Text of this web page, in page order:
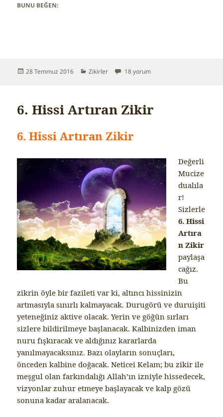
BUNU BEĞEN:
Yayın
28 Temmuz 2016 Kategoriler
Zikirler Celcelet Zikri için
18 yorum
6. Hissi Artıran Zikir
6. Hissi Artıran Zikir
Değerli
Mucize
dualıla
r!
Sizlerle
6. Hissi
Artıra
n Zikir
paylaşa
cağız.
Bu
zikrin öyle bir fazileti var ki, altıncı hissinizin
artmasıyla sınırlı kalmayacak. Durugörü ve duruişiti
yeteneğiniz aktive olacak. Yerin ve göğün sırları
sizlere bildirilmeye başlanacak. Kalbinizden iman
nuru fışkıracak ve aldığınız kararlarda
yanılmayacaksınız. Bazı olayların sonuçları,
önceden kalbine doğacak. Neticei Kelam; bu zikir ile
meşgul olan farkındalığı Allah’ın izniyle hissedecek,
vizyonlar zuhur etmeye başlayacak ve kalp gözü
sonuna kadar aralanacak.